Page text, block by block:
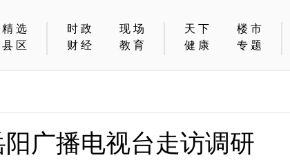
精选
县区
时政
现场
财经
教育
天下
楼市
健康
专题
广播电视台走访调研